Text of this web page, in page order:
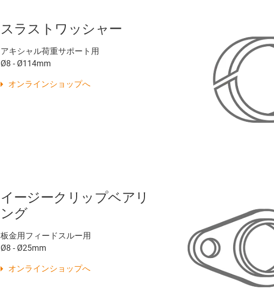
スラストワッシャー
アキシャル荷重サポート用
Ø8 - Ø114mm
オンラインショップへ
イージークリップベアリ
ング
板金用フィードスルー用
Ø8 - Ø25mm
オンラインショップへ